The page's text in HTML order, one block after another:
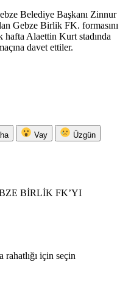
Belediye Başkanı Zinnur
Gebze Birlik FK. formasını
hafta Alaettin Kurt stadında
davet ettiler.
Vay Üzgün
BİRLİK FK’YI
rahatlığı için seçin